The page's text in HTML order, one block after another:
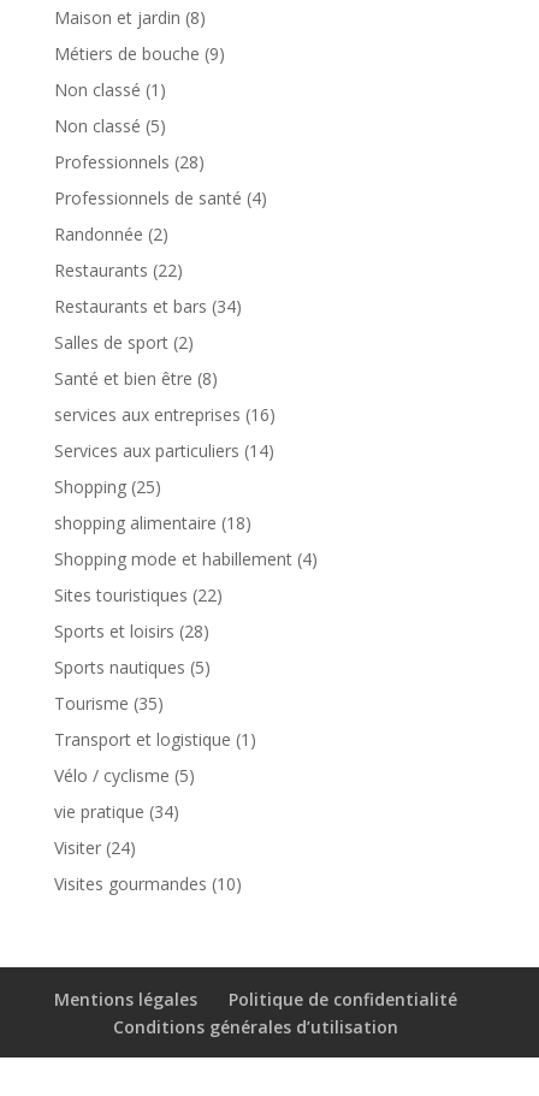
Maison et jardin (8)
Métiers de bouche (9)
Non classé (1)
Non classé (5)
Professionnels (28)
Professionnels de santé (4)
Randonnée (2)
Restaurants (22)
Restaurants et bars (34)
Salles de sport(2)
Santé et bien être (8)
services aux entreprises (16)
Services aux particuliers (14)
Shopping(25)
shopping alimentaire (18)
Shopping mode et habillement(4)
Sites touristiques (22)
Sports et loisirs (28)
Sports nautiques (5)
Tourisme (35)
Transport et logistique (1)
Vélo / cyclisme (5)
vie pratique (34)
Visiter(24)
Visites gourmandes (10)
Mentions légales
Politique de confidentialité
Conditions générales d’utilisation